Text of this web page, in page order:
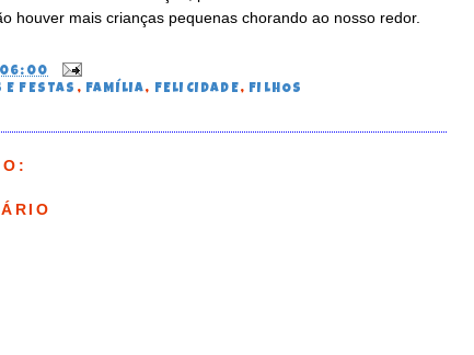
houver mais crianças pequenas chorando ao nosso redor.
06:00
E FESTAS , FAMÍLIA, FELICIDADE , FILHOS